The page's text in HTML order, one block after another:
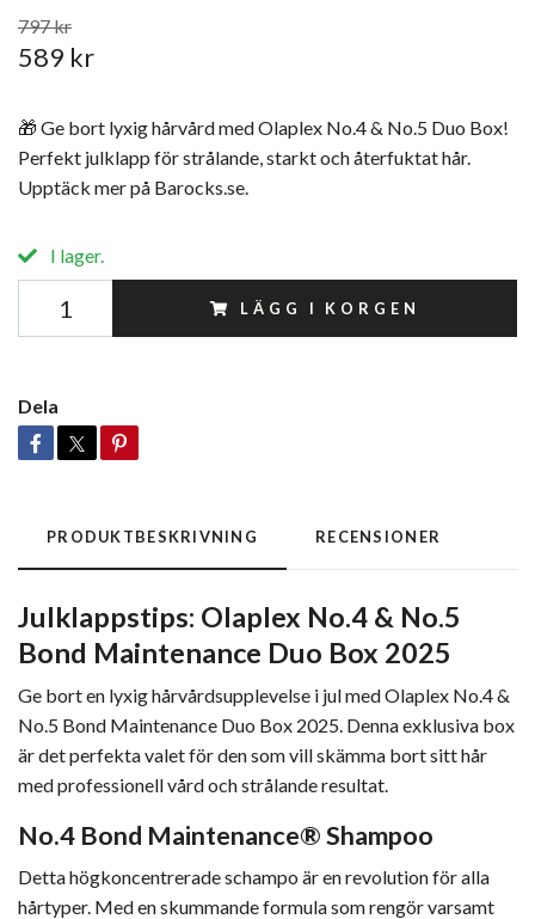
797 kr
589 kr
🎁 Ge bort lyxig hårvård med Olaplex No.4 & No.5 Duo Box!
Perfekt julklapp för strålande, starkt och återfuktat hår.
Upptäck mer på Barocks.se.
I lager.
LÄGG I KORGEN
Dela
PRODUKTBESKRIVNING RECENSIONER
Julklappstips: Olaplex No.4 & No.5
Bond Maintenance Duo Box 2025
Ge bort en lyxig hårvårdsupplevelse i jul med Olaplex No.4 &
No.5 Bond Maintenance Duo Box 2025. Denna exklusiva box
är det perfekta valet för den som vill skämma bort sitt hår
med professionell vård och strålande resultat.
No.4 Bond Maintenance® Shampoo
Detta högkoncentrerade schampo är en revolution för alla
hårtyper. Med en skummande formula som rengör varsamt